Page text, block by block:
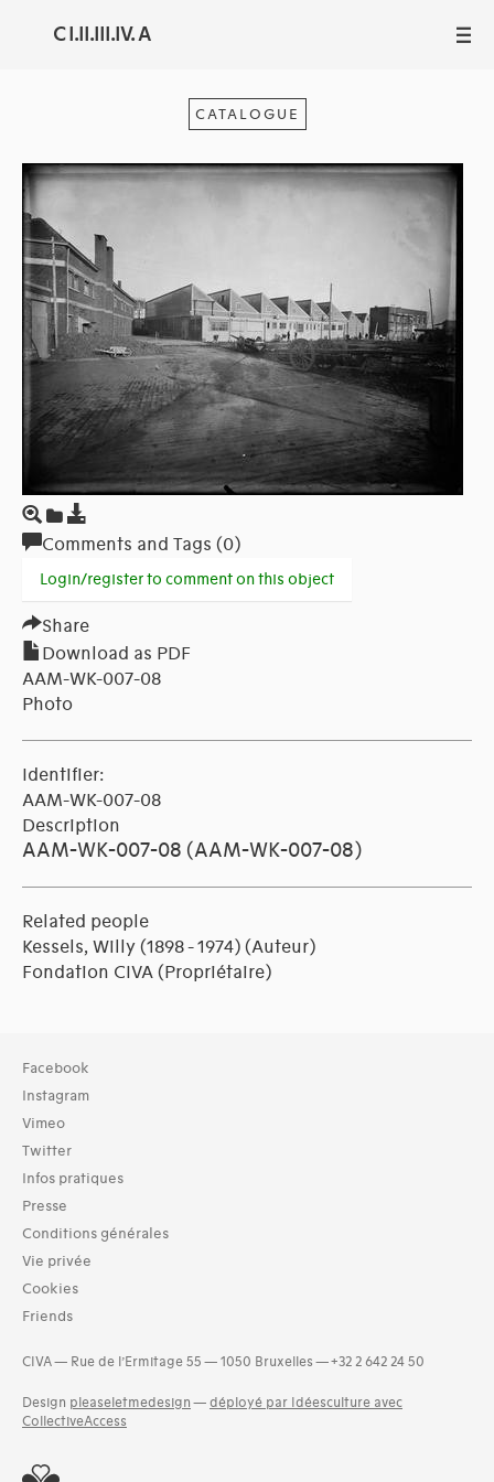
C I.II.III.IV. A III
CATALOGUE
Comments and Tags (0)
Login/register to comment on this object
Share
Download as PDF
AAM-WK-007-08
Photo
Identifier:
AAM-WK-007-08
Description
AAM-WK-007-08 (AAM-WK-007-08)
Related people
Kessels, Willy (1898 - 1974) (Auteur)
Fondation CIVA (Propriétaire)
Facebook
Instagram
Vimeo
Twitter
Infos pratiques
Presse
Conditions générales
Vie privée
Cookies
Friends
CIVA — Rue de l’Ermitage 55 — 1050 Bruxelles — +32 2 642 24 50
Design pleaseletmedesign — déployé par Idéesculture avec
CollectiveAccess